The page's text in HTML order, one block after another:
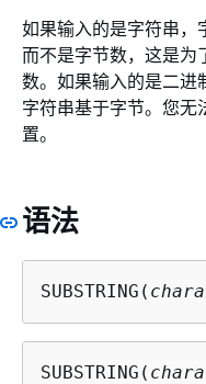
如果输入的是字符串，
而不是字节数，这是为
数。如果输入的是二进
字符串基于字节。您无
置。
语法
SUBSTRING(
SUBSTRING(